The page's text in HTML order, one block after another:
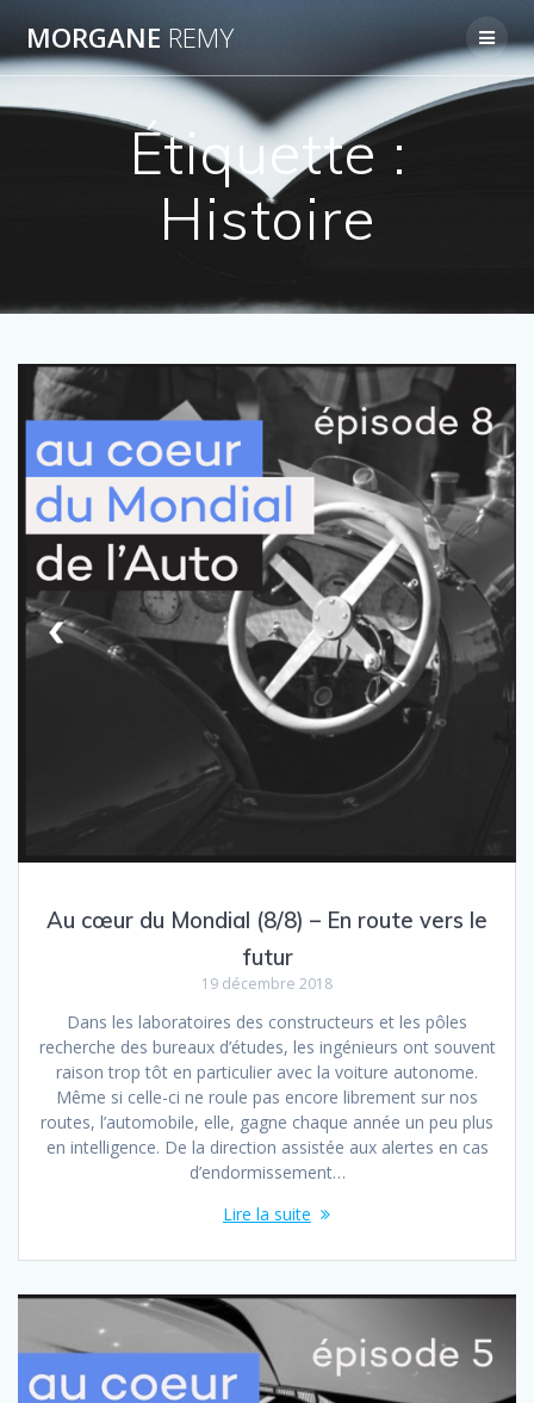
MORGANE REMY
Étiquette :
Histoire
Au cœur du Mondial (8/8) – En route vers le
futur
19 décembre 2018
Dans les laboratoires des constructeurs et les pôles
recherche des bureaux d’études, les ingénieurs ont souvent
raison trop tôt en particulier avec la voiture autonome.
Même si celle-ci ne roule pas encore librement sur nos
routes, l’automobile, elle, gagne chaque année un peu plus
en intelligence. De la direction assistée aux alertes en cas
d’endormissement…
Lire la suite